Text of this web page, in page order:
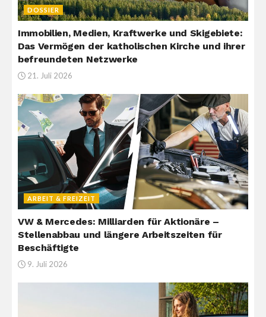
DOSSIER
Immobilien, Medien, Kraftwerke und Skigebiete:
Das Vermögen der katholischen Kirche und ihrer
befreundeten Netzwerke
21. Juli 2026
ARBEIT & FREIZEIT
VW & Mercedes: Milliarden für Aktionäre –
Stellenabbau und längere Arbeitszeiten für
Beschäftigte
9. Juli 2026